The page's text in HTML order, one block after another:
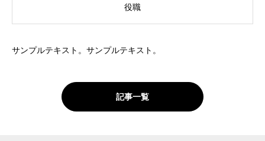
役職
サンプルテキスト。サンプルテキスト。
記事一覧